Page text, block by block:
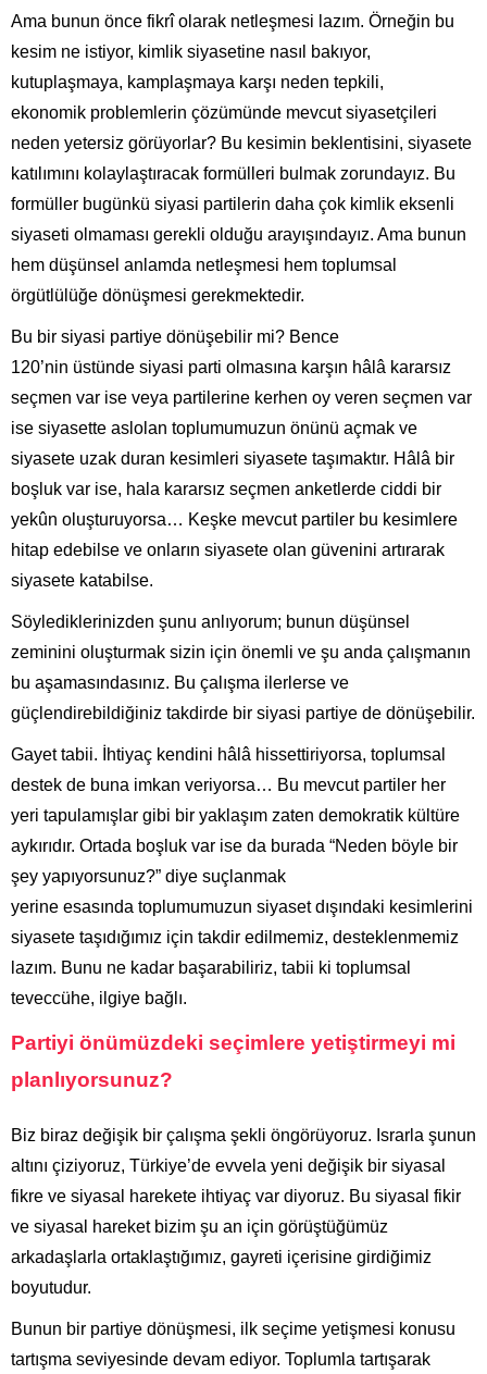
Ama bunun önce fikrî olarak netleşmesi lazım. Örneğin bu
kesim ne istiyor, kimlik siyasetine nasıl bakıyor,
kutuplaşmaya, kamplaşmaya karşı neden tepkili,
ekonomik problemlerin çözümünde mevcut siyasetçileri
neden yetersiz görüyorlar? Bu kesimin beklentisini, siyasete
katılımını kolaylaştıracak formülleri bulmak zorundayız. Bu
formüller bugünkü siyasi partilerin daha çok kimlik eksenli
siyaseti olmaması gerekli olduğu arayışındayız. Ama bunun
hem düşünsel anlamda netleşmesi hem toplumsal
örgütlülüğe dönüşmesi gerekmektedir.
Bu bir siyasi partiye dönüşebilir mi? Bence
120’nin üstünde siyasi parti olmasına karşın hâlâ kararsız
seçmen var ise veya partilerine kerhen oy veren seçmen var
ise siyasette aslolan toplumumuzun önünü açmak ve
siyasete uzak duran kesimleri siyasete taşımaktır. Hâlâ bir
boşluk var ise, hala kararsız seçmen anketlerde ciddi bir
yekûn oluşturuyorsa… Keşke mevcut partiler bu kesimlere
hitap edebilse ve onların siyasete olan güvenini artırarak
siyasete katabilse.
Söylediklerinizden şunu anlıyorum; bunun düşünsel
zeminini oluşturmak sizin için önemli ve şu anda çalışmanın
bu aşamasındasınız. Bu çalışma ilerlerse ve
güçlendirebildiğiniz takdirde bir siyasi partiye de dönüşebilir.
Gayet tabii. İhtiyaç kendini hâlâ hissettiriyorsa, toplumsal
destek de buna imkan veriyorsa… Bu mevcut partiler her
yeri tapulamışlar gibi bir yaklaşım zaten demokratik kültüre
aykırıdır. Ortada boşluk var ise da burada “Neden böyle bir
şey yapıyorsunuz?” diye suçlanmak
yerine esasında toplumumuzun siyaset dışındaki kesimlerini
siyasete taşıdığımız için takdir edilmemiz, desteklenmemiz
lazım. Bunu ne kadar başarabiliriz, tabii ki toplumsal
teveccühe, ilgiye bağlı.
Partiyi önümüzdeki seçimlere yetiştirmeyi mi
planlıyorsunuz?
Biz biraz değişik bir çalışma şekli öngörüyoruz. Israrla şunun
altını çiziyoruz, Türkiye’de evvela yeni değişik bir siyasal
fikre ve siyasal harekete ihtiyaç var diyoruz. Bu siyasal fikir
ve siyasal hareket bizim şu an için görüştüğümüz
arkadaşlarla ortaklaştığımız, gayreti içerisine girdiğimiz
boyutudur.
Bunun bir partiye dönüşmesi, ilk seçime yetişmesi konusu
tartışma seviyesinde devam ediyor. Toplumla tartışarak